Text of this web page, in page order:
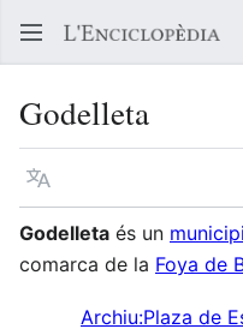
Godelleta
Llegir en un atre idioma
Godelleta és un municipi
comarca de la Foya de
Archiu:Plaza de